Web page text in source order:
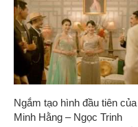
Ngắm tạo hình đầu tiên của
Minh Hằng – Ngọc Trinh